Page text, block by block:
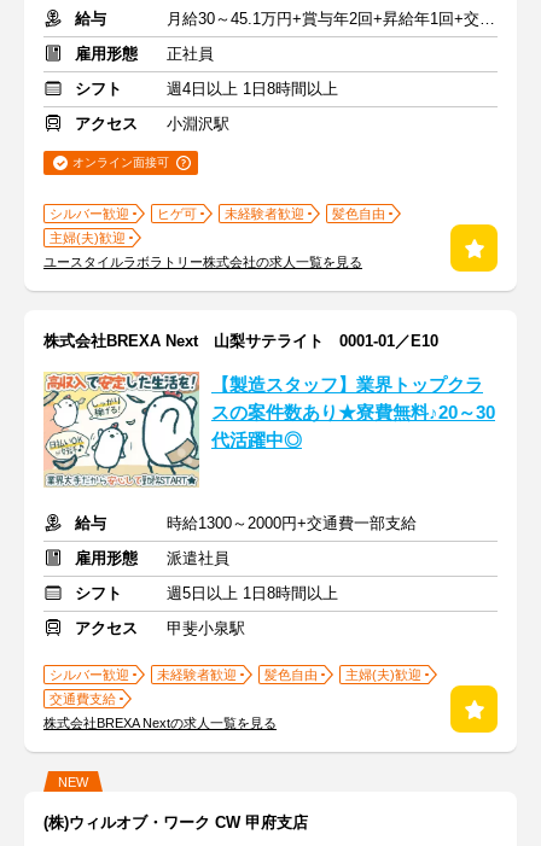
給与
月給30～45.1万円+賞与年2回+昇給年1回+交通費全額
雇用形態
正社員
シフト
週4日以上 1日8時間以上
アクセス
小淵沢駅
オンライン面接可
シルバー歓迎 ヒゲ可 未経験者歓迎
髪色自由
主婦(夫)歓迎
ユースタイルラボラトリー株式会社の求人一覧を見る
株式会社BREXA Next 山梨サテライト 0001-01／E10
【製造スタッフ】業界トップクラ
スの案件数あり★寮費無料♪20～30
代活躍中◎
給与
時給1300～2000円+交通費一部支給
雇用形態
派遣社員
シフト
週5日以上 1日8時間以上
アクセス
甲斐小泉駅
シルバー歓迎 未経験者歓迎 髪色自由
主婦(夫)歓迎
交通費支給
株式会社BREXA Nextの求人一覧を見る
NEW
(株)ウィルオブ・ワーク CW 甲府支店